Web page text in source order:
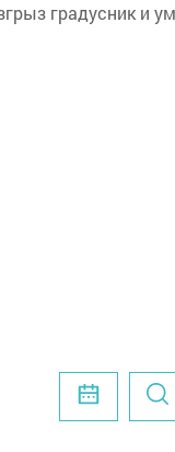
градусник и